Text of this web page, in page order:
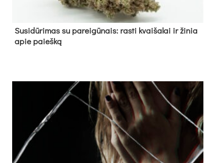
Su­si­dū­ri­mas su pa­rei­gū­nais: ras­ti kvai­ša­lai ir ži­nia
apie paieš­ką